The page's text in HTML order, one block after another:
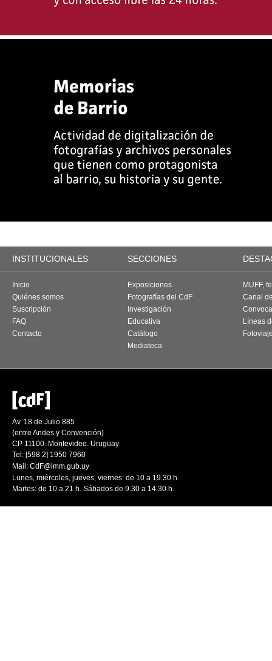
INSTITUCIONALES SECCIONES
Inicio
Quiénes somos
Suscripción
FAQ
Contacto
Exposiciones
Fotografías del CdF
Investigación
Educativa
Catálogo
Mediateca
MUFF,
Canal
Líneas
Av. 18 de Julio 885
(entre Andes y Convención)
CP 11100. Montevideo. Uruguay
Tel: [598 2] 1950 7960
Mail: CdF@imm.gub.uy
Lunes, miércoles, jueves, viernes: de 10 a 19.30 h.
Martes: de 10 a 21 h. Sábados de 9.30 a 14.30 h.